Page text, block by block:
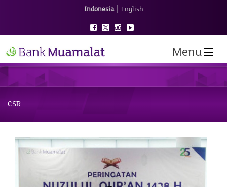
Indonesia | English
Menu
CSR